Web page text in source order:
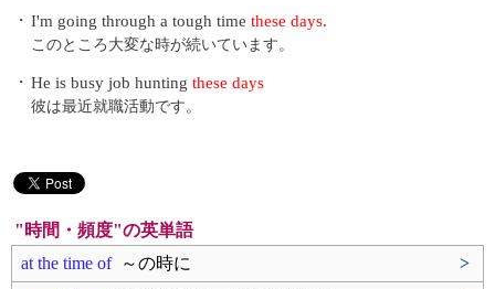
・ I'm going through a tough time these days.
このところ大変な時が続いています。
・ He is busy job hunting these days
彼は最近就職活動です。
"時間・頻度"の英単語
at the time of～の時に
>